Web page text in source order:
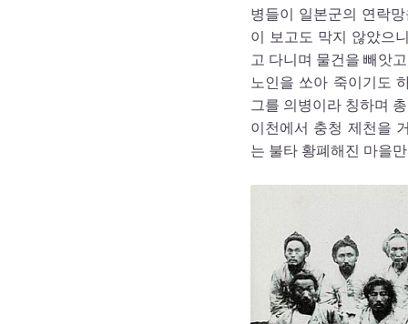
병들이 일본군의 연락
이 보고도 막지 않았으
고 다니며 물건을 빼앗
노인을 쏘아 죽이기도
그를 의병이라 칭하며
이천에서 충청 제천을
는 불타 황폐해진 마을